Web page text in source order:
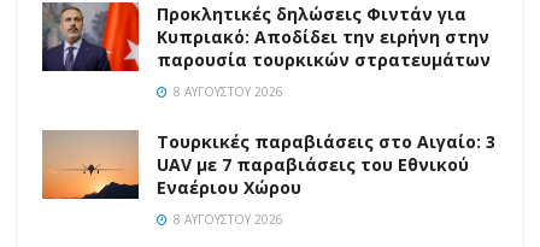
Προκλητικές δηλώσεις Φιντάν για
Κυπριακό: Αποδίδει την ειρήνη στην
παρουσία τουρκικών στρατευμάτων
8 ΑΥΓΟΎΣΤΟΥ 2026
Τουρκικές παραβιάσεις στο Αιγαίο: 3
UAV με 7 παραβιάσεις του Εθνικού
Εναέριου Χώρου
8 ΑΥΓΟΎΣΤΟΥ 2026